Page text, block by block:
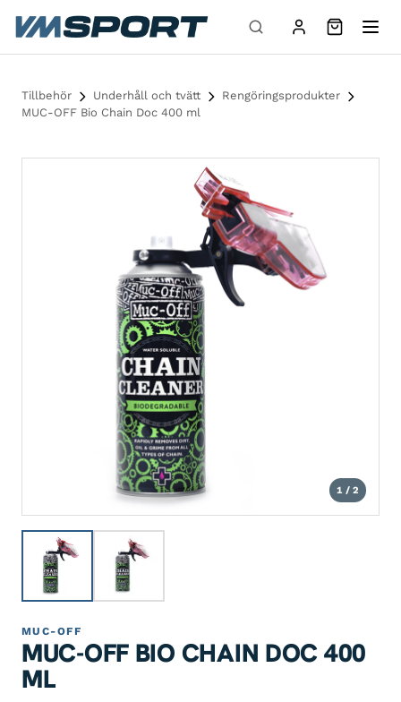
Hoppa till innehåll
Tillbehör Underhåll och tvätt
Rengöringsprodukter
MUC-OFF Bio Chain Doc 400 ml
1 / 2
MUC-OFF
MUC-OFF BIO CHAIN DOC 400
ML